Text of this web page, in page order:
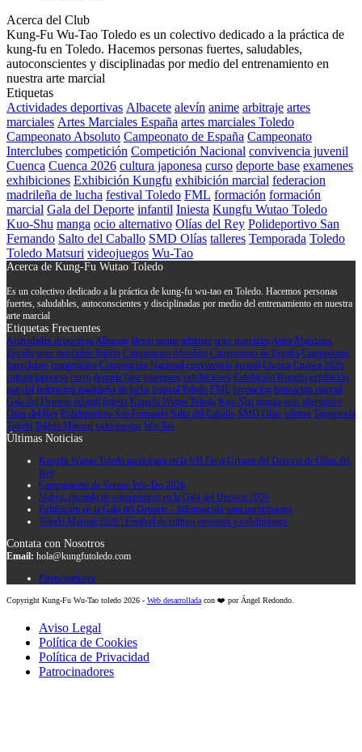
Acerca del Club
Kung-Fu Wu-Tao Toledo es un colectivo dedicado a la práctica de
kung-fu en Toledo. Hacemos personas fuertes, saludables,
autoconscientes y disciplinadas por medio del entrenamiento en
nuestra arte marcial
Etiquetas
Actividades deportivas Albacete alevín anime arbitraje artes
marciales Artes Marciales España artes marciales Toledo
Campeonato Absoluto Campeonato de España Campeonato
Interclubes competición Competición Nacional convivencia juvenil
Cuenca Cuenca 2026 cultura japonesa curso deporte base examenes
exhibiciones Exhibición Kungfu exhibición marcial federacion
madrileña de lucha festival Toledo FML formación formación
marcial Gala del Deporte infantil Iniesta Kungfu Wutao Toledo
Kuo-Shu manga ocio alternativo Olías del Rey Polideportivo San
Fernando Salto del Caballo SMD Olías talleres Temporada Toledo
Toledo Matsuri videojuegos Wu-Tao
Acerca de Kung-Fu Wutao Toledo
Es un colectivo dedicado a la práctica de kung-fu wu-tao en Toledo. Hacemos personas
fuertes, saludables, autoconscientes y disciplinadas por medio del entrenamiento en nuestra
arte marcial
Etiquetas Frecuentes
Actividades deportivas Albacete alevín anime arbitraje artes marciales Artes Marciales
España artes marciales Toledo Campeonato Absoluto Campeonato de España Campeonato
Interclubes competición Competición Nacional convivencia juvenil Cuenca Cuenca 2026
cultura japonesa curso deporte base examenes exhibiciones Exhibición Kungfu exhibición
marcial federacion madrileña de lucha festival Toledo FML formación formación marcial
Gala del Deporte infantil Iniesta Kungfu Wutao Toledo Kuo-Shu manga ocio alternativo
Olías del Rey Polideportivo San Fernando Salto del Caballo SMD Olías talleres Temporada
Toledo Toledo Matsuri videojuegos Wu-Tao
Últimas Noticias
Kungfu Wutao Toledo participará en la VII Feria Urbana del Deporte de Olías del
Rey
Campamento de Verano Wu-Tao 2026
Nahya, ejemplo de compromiso en la Gala del Deporte 2026
Exhibición en la Gala del Deporte – Información para participantes
Toledo Matsuri 2026 | Festival de cultura japonesa y exhibiciones
Contata con Nosotros
Email: hola@kungfutoledo.com
Patrocinadores
Copyright Kung-Fu Wu-Tao toledo 2026 - Web desarrollada con ❤️ por Ángel Redondo.
Aviso Legal
Política de Cookies
Política de Privacidad
Patrocinadores